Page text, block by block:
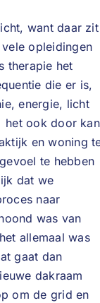
want daar zit
opleidingen
therapie het
die er is,
energie, licht
het ook door kan
en woning
te hebben
dat we
naar
was van
allemaal was
gaat dan
dakraam
om de grid en